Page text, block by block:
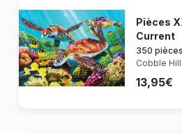
Pièces
Current
350 pièces
Cobble Hill
13,95€